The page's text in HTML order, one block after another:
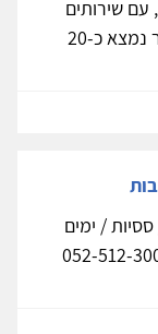
עם שירותים
ומקלחת צמודים, מתאים לפסיכולוג. החדר נמצא כ-20
/ ימים
ברחובות 052-8766660 052-512-3003